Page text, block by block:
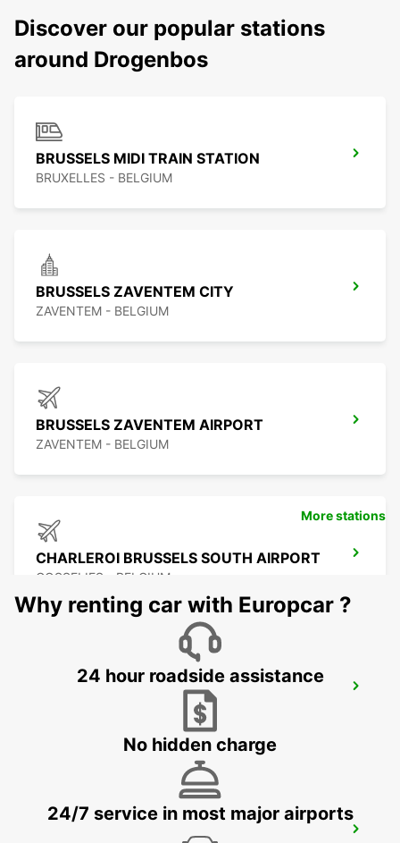
Discover our popular stations
around Drogenbos
BRUSSELS MIDI TRAIN STATION
BRUXELLES - BELGIUM
BRUSSELS ZAVENTEM CITY
ZAVENTEM - BELGIUM
BRUSSELS ZAVENTEM AIRPORT
ZAVENTEM - BELGIUM
CHARLEROI BRUSSELS SOUTH AIRPORT
GOSSELIES - BELGIUM
MAUBEUGE RAILWAY STATION -
More stations
Why renting car with Europcar ?
24 hour roadside assistance
No hidden charge
24/7 service in most major airports